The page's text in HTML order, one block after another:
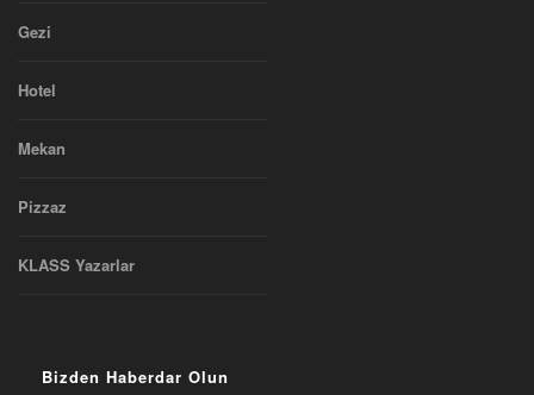
Gezi
Hotel
Mekan
Pizzaz
KLASS Yazarlar
Bizden Haberdar Olun